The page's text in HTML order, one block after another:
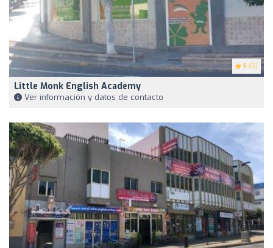
5 (5)
Little Monk English Academy
Ver información y datos de contacto